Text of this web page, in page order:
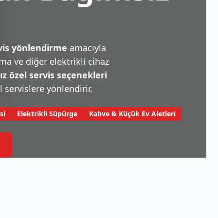
yönlendirme amacıyla
ve diğer elektrikli cihaz
özel servis seçenekleri
servislere yönlendirir.
Elektrikli Süpürge Kahve & Küçük Ev Aletleri